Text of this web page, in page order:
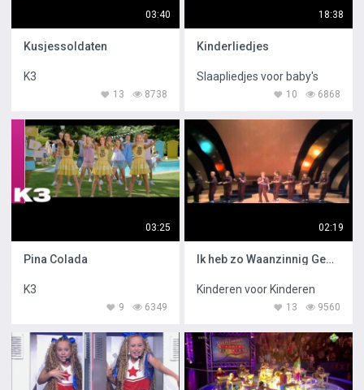
03:40
Kusjessoldaten
K3
8738
13
18:38
Kinderliedjes
Slaapliedjes voor baby's
6868
10
03:25
Pina Colada
K3
6349
9
02:19
Ik heb zo Waanzinnig Gedroomd
Kinderen voor Kinderen
9560
13